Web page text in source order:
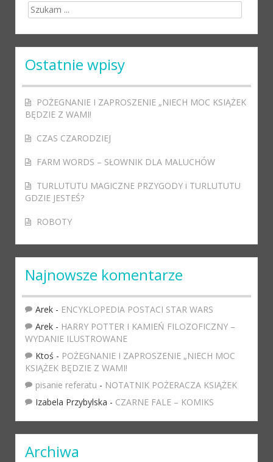
Search for:
Ostatnie wpisy
POŻEGNANIE I ZAPROSZENIE „NIECH MOC KSIĄŻEK
BĘDZIE Z WAMI!
CZAS CZARODZIEJ
FARM WORDS – SŁOWNIK DLA MALUCHÓW
TURLUTUTU MAGICZNE PRZYGODY i TURLUTUTU
GDZIE JESTEŚ?
ROBOTY
Najnowsze komentarze
Arek - ENCYKLOPEDIA POSTACI STAR WARS
Arek - HARRY POTTER I KAMIEŃ FILOZOFICZNY –
WYDANIE ILUSTROWANE
Ktoś - POŻEGNANIE I ZAPROSZENIE „NIECH MOC
KSIĄŻEK BĘDZIE Z WAMI!
pisanie referatu - NOTATNIK POŻERACZA KSIĄŻEK
Izabela Przybylska - CZARNE FALE – KOMIKS
Archiwa